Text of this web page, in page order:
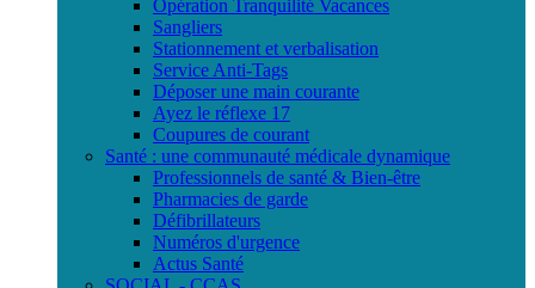
Opération Tranquilité Vacances
Sangliers
Stationnement et verbalisation
Service Anti-Tags
Déposer une main courante
Ayez le réflexe 17
Coupures de courant
Santé : une communauté médicale dynamique
Professionnels de santé & Bien-être
Pharmacies de garde
Défibrillateurs
Numéros d'urgence
Actus Santé